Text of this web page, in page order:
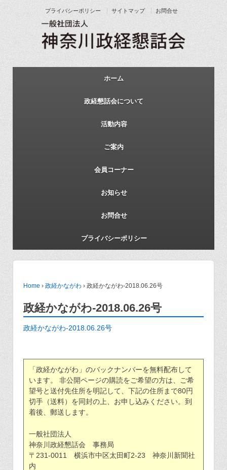
プライバシーポリシー サイトマップ お問合せ
ホーム
政経懇話会について
活動内容
ご案内
会員コーナー
お知らせ
お問合せ
プライバシーポリシー
Home › 政経かながわ › 政経かながわ-2018.06.26号
政経かながわ-2018.06.26号
政経かながわ-2018.06.26号
「政経かながわ」のバックナンバーを無料配布して
います。 非公開ページの購読をご希望の方は、ご希
望号と送付先住所を明記して、下記の住所まで80円
切手（送料）を同封の上、お申し込みください。到
着後、郵送します。
一般社団法人
神奈川政経懇話会 事務局
〒231-0011 横浜市中区太田町2-23 神奈川新聞社
内